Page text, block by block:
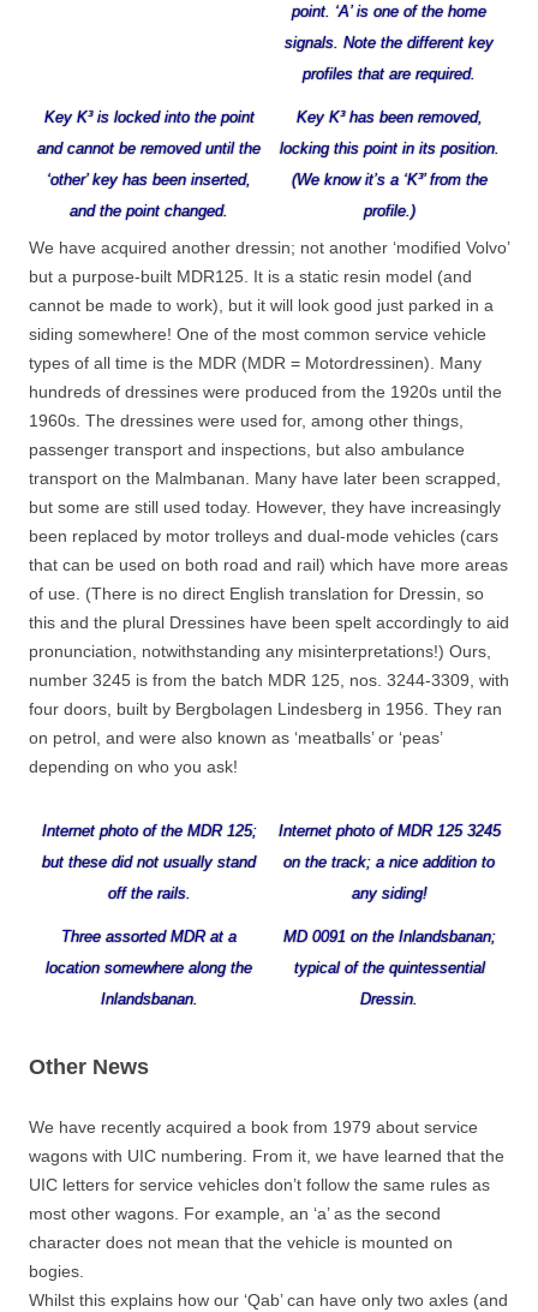
point. ‘A’ is one of the home
signals. Note the different key
profiles that are required.
Key K³ is locked into the point
and cannot be removed until the
‘other’ key has been inserted,
and the point changed.
Key K³ has been removed,
locking this point in its position.
(We know it’s a ‘K³’ from the
profile.)
We have acquired another dressin; not another ‘modified Volvo’
but a purpose-built MDR125. It is a static resin model (and
cannot be made to work), but it will look good just parked in a
siding somewhere! One of the most common service vehicle
types of all time is the MDR (MDR = Motordressinen). Many
hundreds of dressines were produced from the 1920s until the
1960s. The dressines were used for, among other things,
passenger transport and inspections, but also ambulance
transport on the Malmbanan. Many have later been scrapped,
but some are still used today. However, they have increasingly
been replaced by motor trolleys and dual-mode vehicles (cars
that can be used on both road and rail) which have more areas
of use. (There is no direct English translation for Dressin, so
this and the plural Dressines have been spelt accordingly to aid
pronunciation, notwithstanding any misinterpretations!) Ours,
number 3245 is from the batch MDR 125, nos. 3244-3309, with
four doors, built by Bergbolagen Lindesberg in 1956. They ran
on petrol, and were also known as ‘meatballs’ or ‘peas’
depending on who you ask!
Internet photo of the MDR 125;
but these did not usually stand
off the rails.
Internet photo of MDR 125 3245
on the track; a nice addition to
any siding!
Three assorted MDR at a
location somewhere along the
Inlandsbanan.
MD 0091 on the Inlandsbanan;
typical of the quintessential
Dressin.
Other News
We have recently acquired a book from 1979 about service
wagons with UIC numbering. From it, we have learned that the
UIC letters for service vehicles don’t follow the same rules as
most other wagons. For example, an ‘a’ as the second
character does not mean that the vehicle is mounted on
bogies.
Whilst this explains how our ‘Qab’ can have only two axles (and